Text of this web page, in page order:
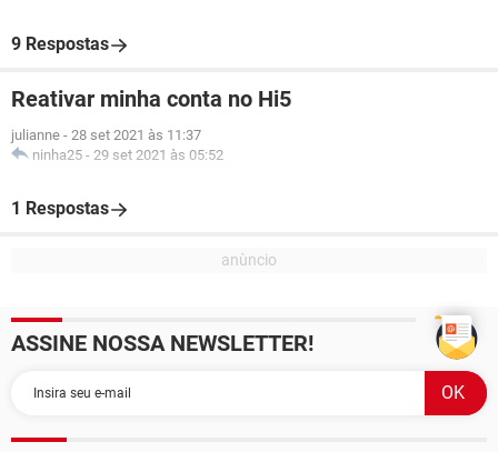
9 Respostas
Reativar minha conta no Hi5
julianne - 28 set 2021 às 11:37
ninha25 - 29 set 2021 às 05:52
1 Respostas
ASSINE NOSSA NEWSLETTER!